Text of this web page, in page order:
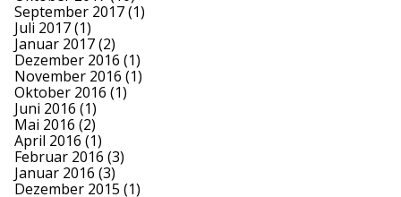
September 2017(1)
Juli 2017(1)
Januar 2017(2)
Dezember 2016 (1)
November 2016 (1)
Oktober 2016 (1)
Juni 2016 (1)
Mai 2016 (2)
April 2016 (1)
Februar 2016 (3)
Januar 2016 (3)
Dezember 2015 (1)